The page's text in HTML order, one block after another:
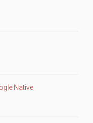
Native